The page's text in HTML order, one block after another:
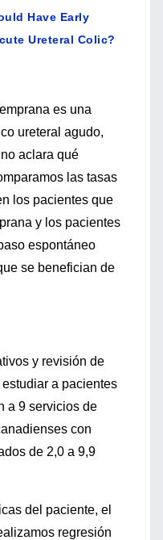
Have Early
Ureteral Colic?
es una
ureteral agudo,
aclara qué
las tasas
los pacientes que
y los pacientes
espontáneo
se benefician de
y revisión de
a pacientes
a 9 servicios de
con
de 2,0 a 9,9
del paciente, el
regresión